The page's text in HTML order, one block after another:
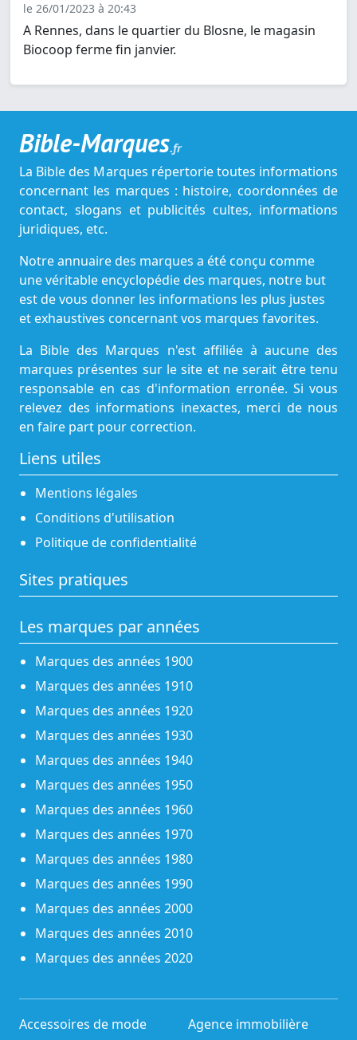
le 26/01/2023 à 20:43
A Rennes, dans le quartier du Blosne, le magasin
Biocoop ferme fin janvier.
Bible-Marques.fr
La Bible des Marques répertorie toutes informations
concernant les marques : histoire, coordonnées de
contact, slogans et publicités cultes, informations
juridiques, etc.
Notre annuaire des marques a été conçu comme
une véritable encyclopédie des marques, notre but
est de vous donner les informations les plus justes
et exhaustives concernant vos marques favorites.
La Bible des Marques n'est affiliée à aucune des
marques présentes sur le site et ne serait être tenu
responsable en cas d'information erronée. Si vous
relevez des informations inexactes, merci de nous
en faire part pour correction.
Liens utiles
Mentions légales
Conditions d'utilisation
Politique de confidentialité
Sites pratiques
Les marques par années
Marques des années 1900
Marques des années 1910
Marques des années 1920
Marques des années 1930
Marques des années 1940
Marques des années 1950
Marques des années 1960
Marques des années 1970
Marques des années 1980
Marques des années 1990
Marques des années 2000
Marques des années 2010
Marques des années 2020
Accessoires de mode
Agence immobilière